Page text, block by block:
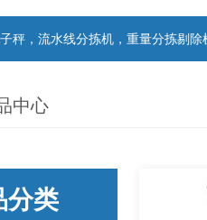
，流水线分拣机，重量分拣剔除机
中心
分类